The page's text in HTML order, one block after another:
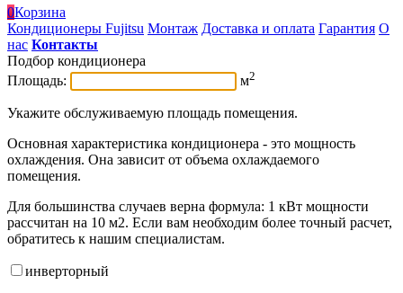
0Корзина
Кондиционеры Fujitsu Монтаж Доставка и оплата Гарантия О
нас Контакты
Подбор кондиционера
Площадь:
м2
Укажите обслуживаемую площадь помещения.
Основная характеристика кондиционера - это мощность
охлаждения. Она зависит от объема охлаждаемого
помещения.
Для большинства случаев верна формула: 1 кВт мощности
рассчитан на 10 м2. Если вам необходим более точный расчет,
обратитесь к нашим специалистам.
инверторный